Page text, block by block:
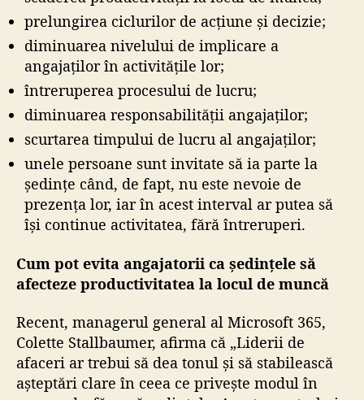
prelungirea ciclurilor de acțiune și decizie;
diminuarea nivelului de implicare a
angajaților în activitățile lor;
întreruperea procesului de lucru;
diminuarea responsabilității angajaților;
scurtarea timpului de lucru al angajaților;
unele persoane sunt invitate să ia parte la
ședințe când, de fapt, nu este nevoie de
prezența lor, iar în acest interval ar putea să
își continue activitatea, fără întreruperi.
Cum pot evita angajatorii ca ședințele să
afecteze productivitatea la locul de muncă
Recent, managerul general al Microsoft 365,
Colette Stallbaumer, afirma că „Liderii de
afaceri ar trebui să dea tonul și să stabilească
așteptări clare în ceea ce privește modul în